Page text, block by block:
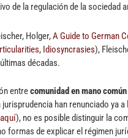
de la regulación de la sociedad
Holger,A Guide to German
Idiosyncrasies),
décadas.
entrecomunidad en mano
han renunciado ya
aquí), no es posible distinguir la
formas de explicar el régimen